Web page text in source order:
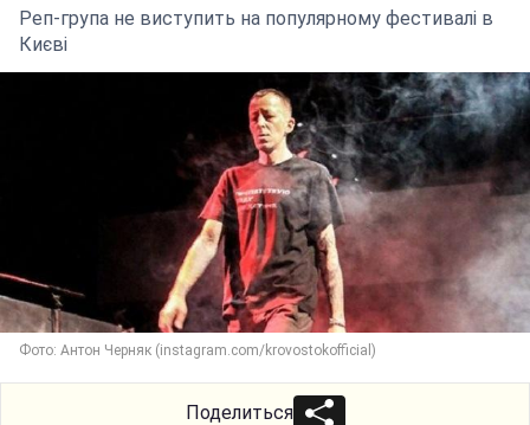
Реп-група не виступить на популярному фестивалі в
Києві
Фото: Антон Черняк (instagram.com/krovostokofficial)
Поделиться